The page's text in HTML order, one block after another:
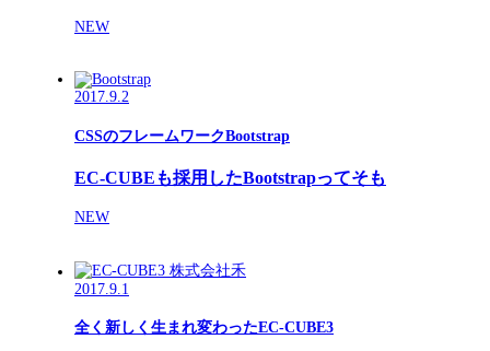
NEW
2017.9.2
CSSのフレームワークBootstrap
EC-CUBEも採用したBootstrapってそも
NEW
2017.9.1
全く新しく生まれ変わったEC-CUBE3